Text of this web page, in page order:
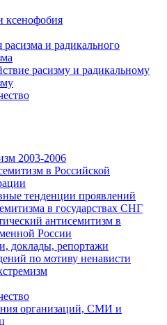
ксенофобия
и радикального
расизму и радикальному
2003-2006
в Российской
тенденции проявлений
в государствах СНГ
антисемитизм в
России
доклады, репортажи
по мотиву ненависти
организаций, СМИ и